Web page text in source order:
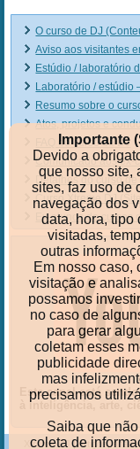
O curso de DJ
Aviso aos visitantes
Estúdio / laboratório
Laboratório / estúdio
Resumo sobre o
Atos, projetos e
FAQ do curso de DJ
Comunicado aos ex-
Detalhes do curso
Curso Xtreme DJ
Ex-alunos do cursos
Este canal está
à inteligência, arte,
Xtreme-DJ |Artigos,
Importante
Devido a
que nosso site,
sites, faz uso de
navegação dos
data, hora, tipo
visitadas,
outras
Em nosso caso,
visitação e
possamos
no caso de
para gerar
coletam esses
publicidade
mas
precisamos
Saiba que
coleta de